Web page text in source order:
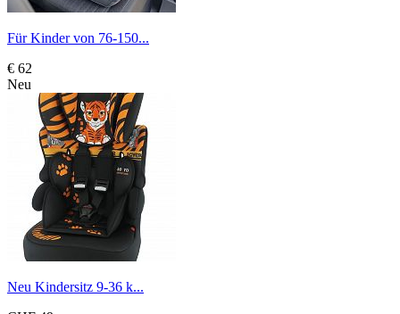
Für Kinder von 76-150...
€ 62
Neu
Neu Kindersitz 9-36 k...